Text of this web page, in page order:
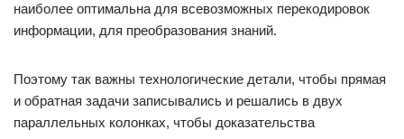
наиболее оптимальна для всевозможных перекодировок
информации, для преобразования знаний.
Поэтому так важны технологические детали, чтобы прямая
и обратная задачи записывались и решались в двух
параллельных колонках, чтобы доказательства